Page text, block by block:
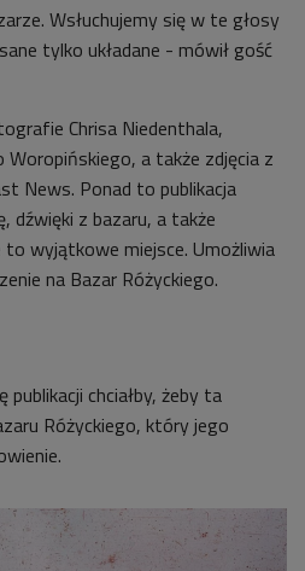
Wsłuchujemy się w te głosy
tylko układane - mówił gość
Chrisa Niedenthala,
Woropińskiego, a także zdjęcia z
News. Ponad to publikacja
dźwięki z bazaru, a także
wyjątkowe miejsce. Umożliwia
na Bazar Różyckiego.
publikacji chciałby, żeby ta
Różyckiego, który jego